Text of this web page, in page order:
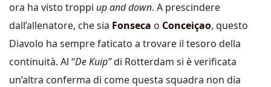
ora ha visto troppi up and down. A prescindere
dall’allenatore, che sia Fonseca o Conceiçao, questo
Diavolo ha sempre faticato a trovare il tesoro della
continuità. Al “De Kuip”di Rotterdam si è verificata
un’altra conferma di come questa squadra non dia